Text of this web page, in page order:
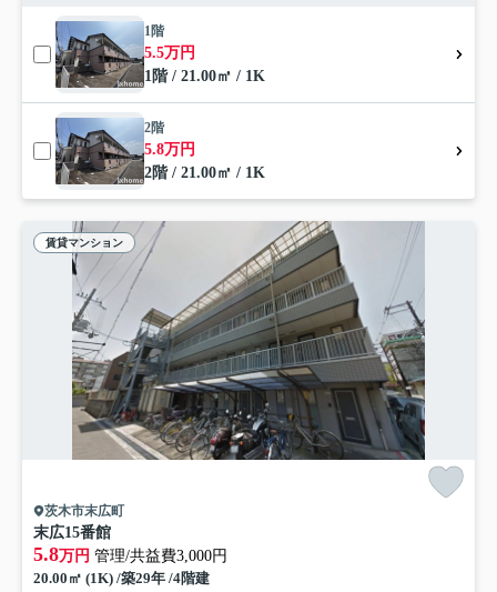
1階
5.5万円
1階 / 21.00㎡ / 1K
2階
5.8万円
2階 / 21.00㎡ / 1K
賃貸マンション
茨木市末広町
末広15番館
5.8万円 管理/共益費3,000円
20.00㎡ (1K) /築29年 /4階建